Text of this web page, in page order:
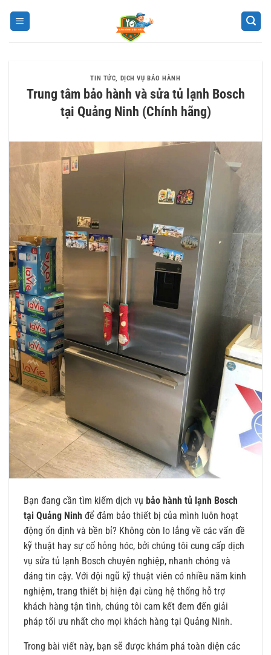
TIN TỨC, DỊCH VỤ BẢO HÀNH
Trung tâm bảo hành và sửa tủ lạnh Bosch
tại Quảng Ninh (Chính hãng)
Bạn đang cần tìm kiếm dịch vụ bảo hành tủ lạnh Bosch
tại Quảng Ninh để đảm bảo thiết bị của mình luôn hoạt
động ổn định và bền bỉ? Không còn lo lắng về các vấn đề
kỹ thuật hay sự cố hỏng hóc, bởi chúng tôi cung cấp dịch
vụ sửa tủ lạnh Bosch chuyên nghiệp, nhanh chóng và
đáng tin cậy. Với đội ngũ kỹ thuật viên có nhiều năm kinh
nghiệm, trang thiết bị hiện đại cùng hệ thống hỗ trợ
khách hàng tận tình, chúng tôi cam kết đem đến giải
pháp tối ưu nhất cho mọi khách hàng tại Quảng Ninh.
Trong bài viết này, bạn sẽ được khám phá toàn diện các